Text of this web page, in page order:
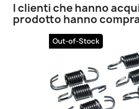
I clienti che hanno
prodotto hanno
Out-of-Stock